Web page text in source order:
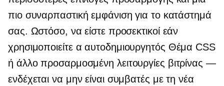
πιο συναρπαστική εμφάνιση για το κατάστημά
σας. Ωστόσο, να είστε προσεκτικοί εάν
χρησιμοποιείτε ααυτοδημιουργητός Θέμα CSS
ή άλλοπροσαρμοσμένη λειτουργίες βιτρίνας —
ενδέχεται να μην είναι συμβατές με τη νέα